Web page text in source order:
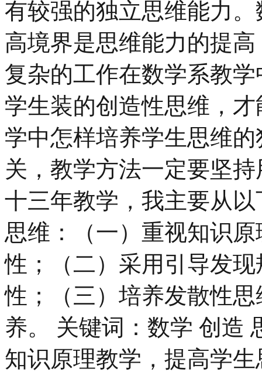
有较强的独立思维能力
高境界是思维能力的提
复杂的工作在数学系教
学生装的创造性思维，
学中怎样培养学生思维
关，教学方法一定要坚
十三年教学，我主要从
思维：（一）重视知识
性；（二）采用引导发
性；（三）培养发散性
养。 关键词：数学 创造
知识原理教学，提高学